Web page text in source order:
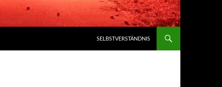
SELBSTVERSTÄNDNIS